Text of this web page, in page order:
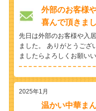
外部のお客様
喜んで頂きまし
先日は外部のお客様や入
ました。 ありがとうござ
ましたらよろしくお願い
2025年1月
温かい中華ま